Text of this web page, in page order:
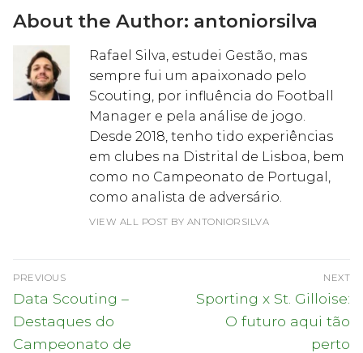
About the Author: antoniorsilva
Rafael Silva, estudei Gestão, mas
sempre fui um apaixonado pelo
Scouting, por influência do Football
Manager e pela análise de jogo.
Desde 2018, tenho tido experiências
em clubes na Distrital de Lisboa, bem
como no Campeonato de Portugal,
como analista de adversário.
VIEW ALL POST BY ANTONIORSILVA
Navegação
de
artigos
PREVIOUS
Previous
post:
Data Scouting –
Destaques do
Campeonato de
NEXT
Next
post:
Sporting x St. Gilloise:
O futuro aqui tão
perto